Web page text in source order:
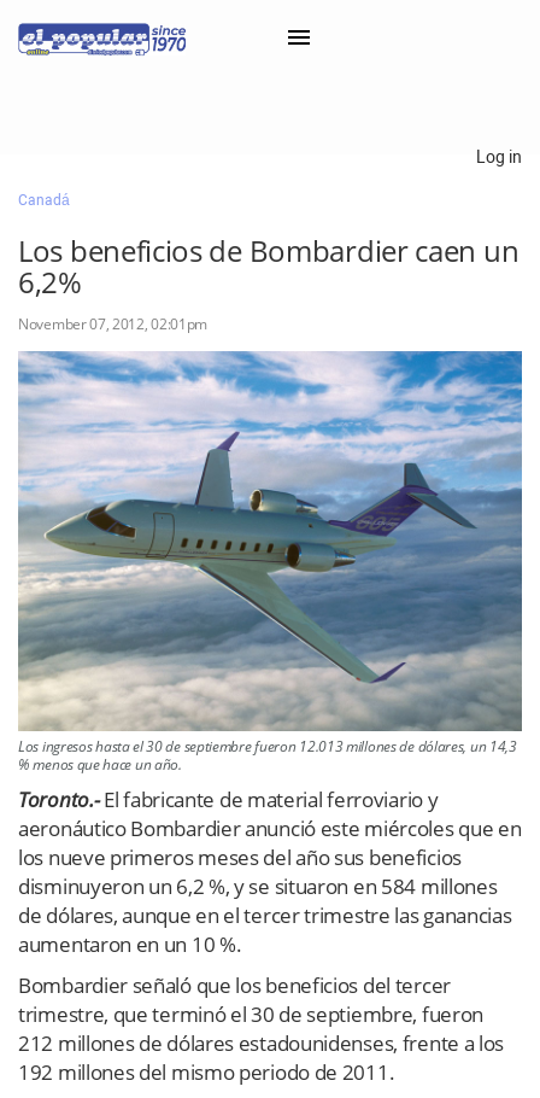
Classifieds
Categorías
×
Log in
Canadá
Los beneficios de Bombardier caen un
6,2%
November 07, 2012, 02:01pm
Los ingresos hasta el 30 de septiembre fueron 12.013 millones de dólares, un 14,3
% menos que hace un año.
Toronto.-El fabricante de material ferroviario y
aeronáutico Bombardier anunció este miércoles que en
los nueve primeros meses del año sus beneficios
disminuyeron un 6,2 %, y se situaron en 584 millones
de dólares, aunque en el tercer trimestre las ganancias
aumentaron en un 10 %.
Bombardier señaló que los beneficios del tercer
trimestre, que terminó el 30 de septiembre, fueron
212 millones de dólares estadounidenses, frente a los
192 millones del mismo periodo de 2011.